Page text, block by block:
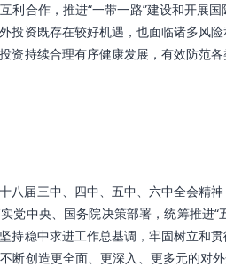
利合作，推进“一带一路”建设和开展
投资既存在较好机遇，也面临诸多风
资持续合理有序健康发展，有效防范
八届三中、四中、五中、六中全会精
党中央、国务院决策部署，统筹推进
持稳中求进工作总基调，牢固树立和
断创造更全面、更深入、更多元的对